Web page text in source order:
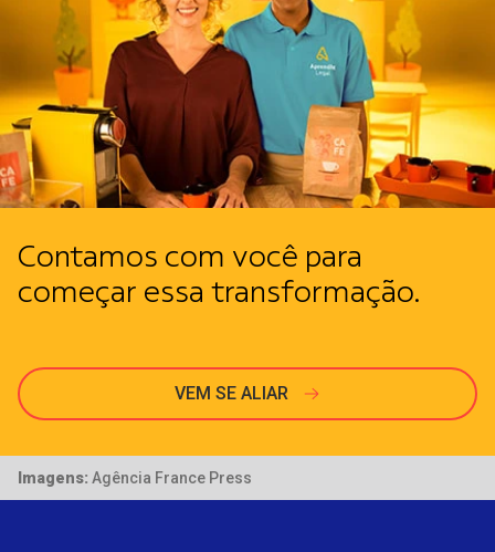
Contamos com você para
começar essa transformação.
VEM SE ALIAR
Imagens: Agência France Press